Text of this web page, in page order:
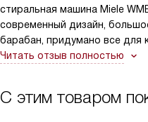
стиральная машина Miele
современный дизайн,
барабан, придумано все для
Стирает бесшумно и
Читать отзыв полностью
С этим товаром